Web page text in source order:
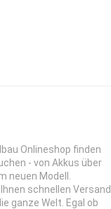
Onlineshop finden
- von Akkus über
neuen Modell.
schnellen Versand
ganze Welt. Egal ob